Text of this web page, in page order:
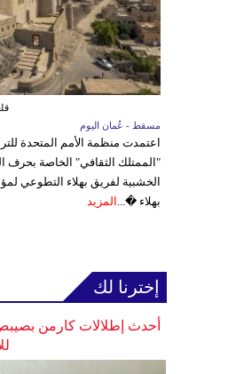
مسقط - عُمان اليوم
اعتمدت منظمة الأمم المتحدة
"الممتلك الثقافي" الخاصة بحرف
الخشبية لفريق بهلاء التطوعي
بهلاء �... المزيد
إخترنا لك
أحدث إطلالات كارمن